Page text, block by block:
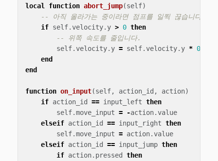
local function abort_jump(self)
-- 아직 올라가는 중이라면 점프를 일찍 끊습니다.
if self.velocity. y > 0 then
-- 위쪽 속도를 줄입니다.
self.velocity. y = self.velocity. y * 0
end
end
function on_input(self, action_id , action)
if action_id == input_left then
self.move_input = -action.value
elseif action_id == input_right then
self.move_input = action.value
elseif action_id == input_jump then
if action. pressed
then